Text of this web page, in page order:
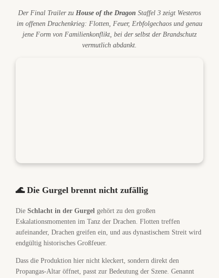
Der Final Trailer zu House of the Dragon Staffel 3 zeigt Westeros
im offenen Drachenkrieg: Flotten, Feuer, Erbfolgechaos und genau
jene Form von Familienkonflikt, bei der selbst der Brandschutz
vermutlich abdankt.
🌊 Die Gurgel brennt nicht zufällig
Die Schlacht in der Gurgel gehört zu den großen
Eskalationsmomenten im Tanz der Drachen. Flotten treffen
aufeinander, Drachen greifen ein, und aus dynastischem Streit wird
endgültig historisches Großfeuer.
Dass die Produktion hier nicht kleckert, sondern direkt den
Propangas-Altar öffnet, passt zur Bedeutung der Szene. Genannt